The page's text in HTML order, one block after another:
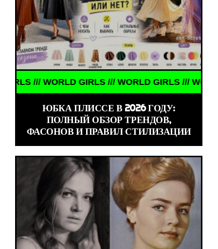
/// WORLD GIRLS /// WORLD GIRLS /// WORLD
ЮБКА ПЛИССЕ В 2026 ГОДУ:
ПОЛНЫЙ ОБЗОР ТРЕНДОВ,
ФАСОНОВ И ПРАВИЛ СТИЛИЗАЦИИ